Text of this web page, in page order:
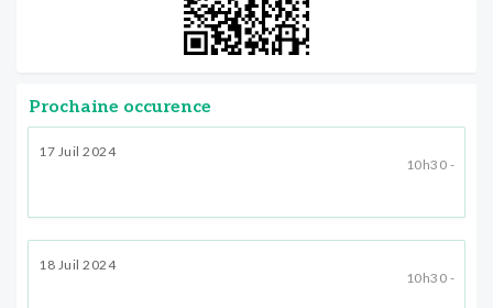
Prochaine occurence
17 Juil 2024
10h30 -
18 Juil 2024
10h30 -